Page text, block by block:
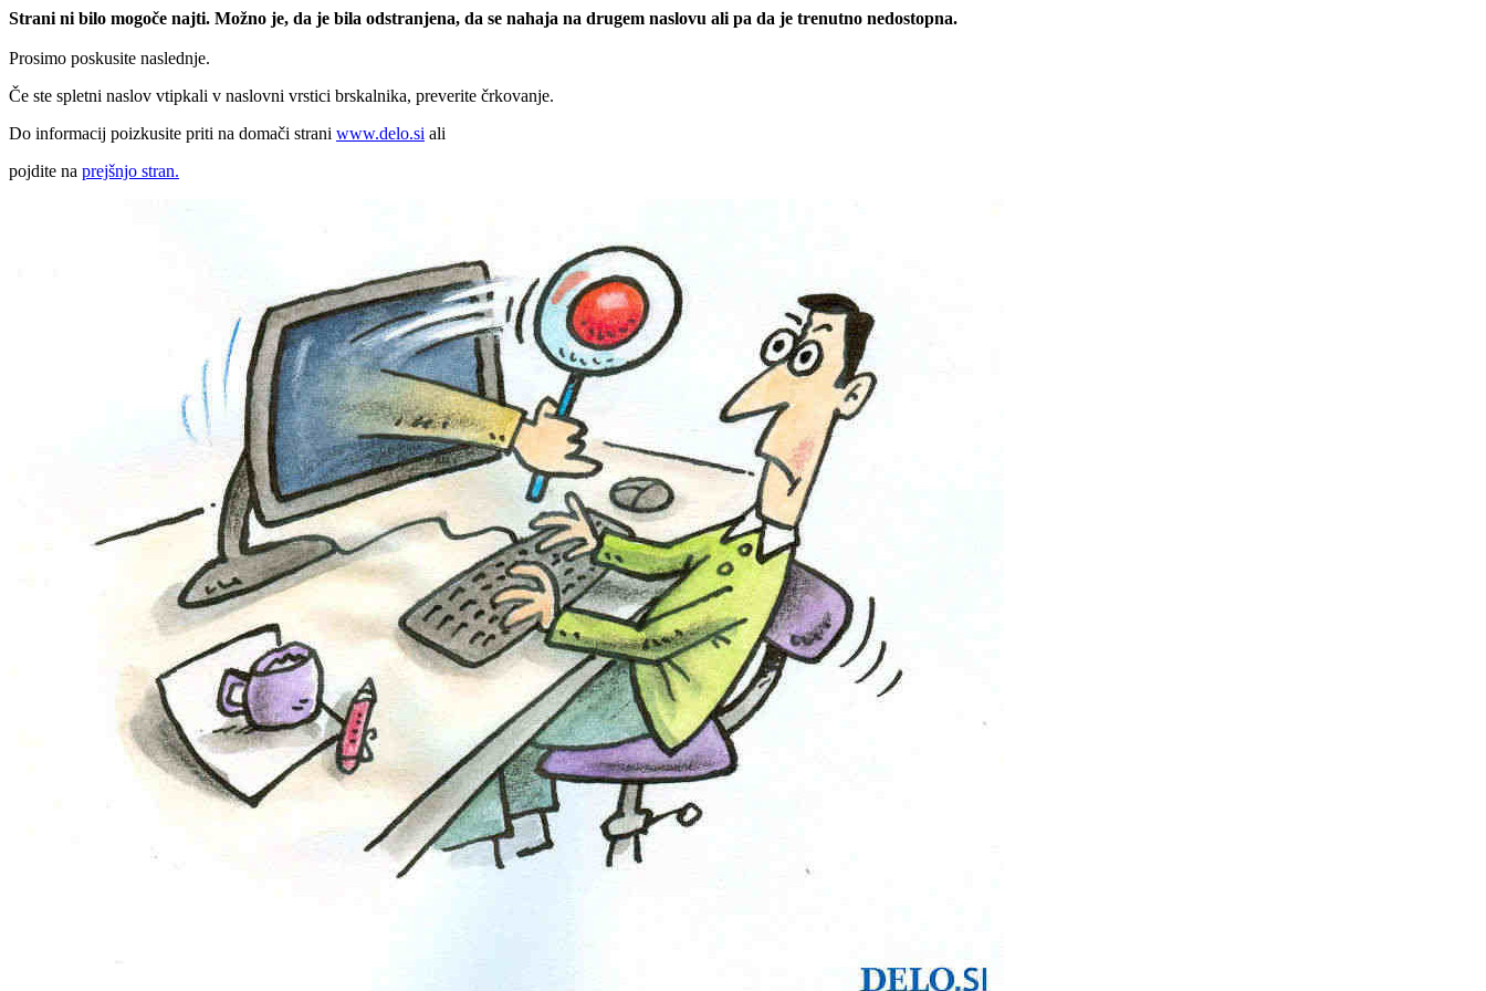
Strani ni bilo mogoče najti. Možno je, da je bila odstranjena, da se nahaja na drugem naslovu ali pa da je trenutno nedostopna.
Prosimo poskusite naslednje.
Če ste spletni naslov vtipkali v naslovni vrstici brskalnika, preverite črkovanje.
Do informacij poizkusite priti na domači strani www.delo.si ali
pojdite na prejšnjo stran.